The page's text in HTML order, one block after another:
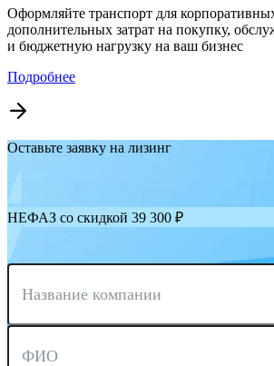
Оформляйте транспорт для
дополнительных затрат на покупку,
и бюджетную нагрузку на ваш бизнес
Подробнее
Оставьте заявку на лизинг
НЕФАЗ со скидкой 39 300 ₽
Название компании
ФИО